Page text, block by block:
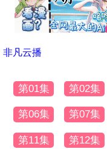
非凡云播
第01集 第02集
第06集 第07集
第11集 第12集